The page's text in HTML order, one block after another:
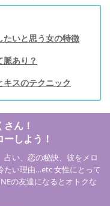
たいと思う女の特徴
あり？
スのテクニック
ん！
しよう！
い、恋の秘訣、彼をメロ
たい理由…etc 女性にとって
の友達になるとオトクな